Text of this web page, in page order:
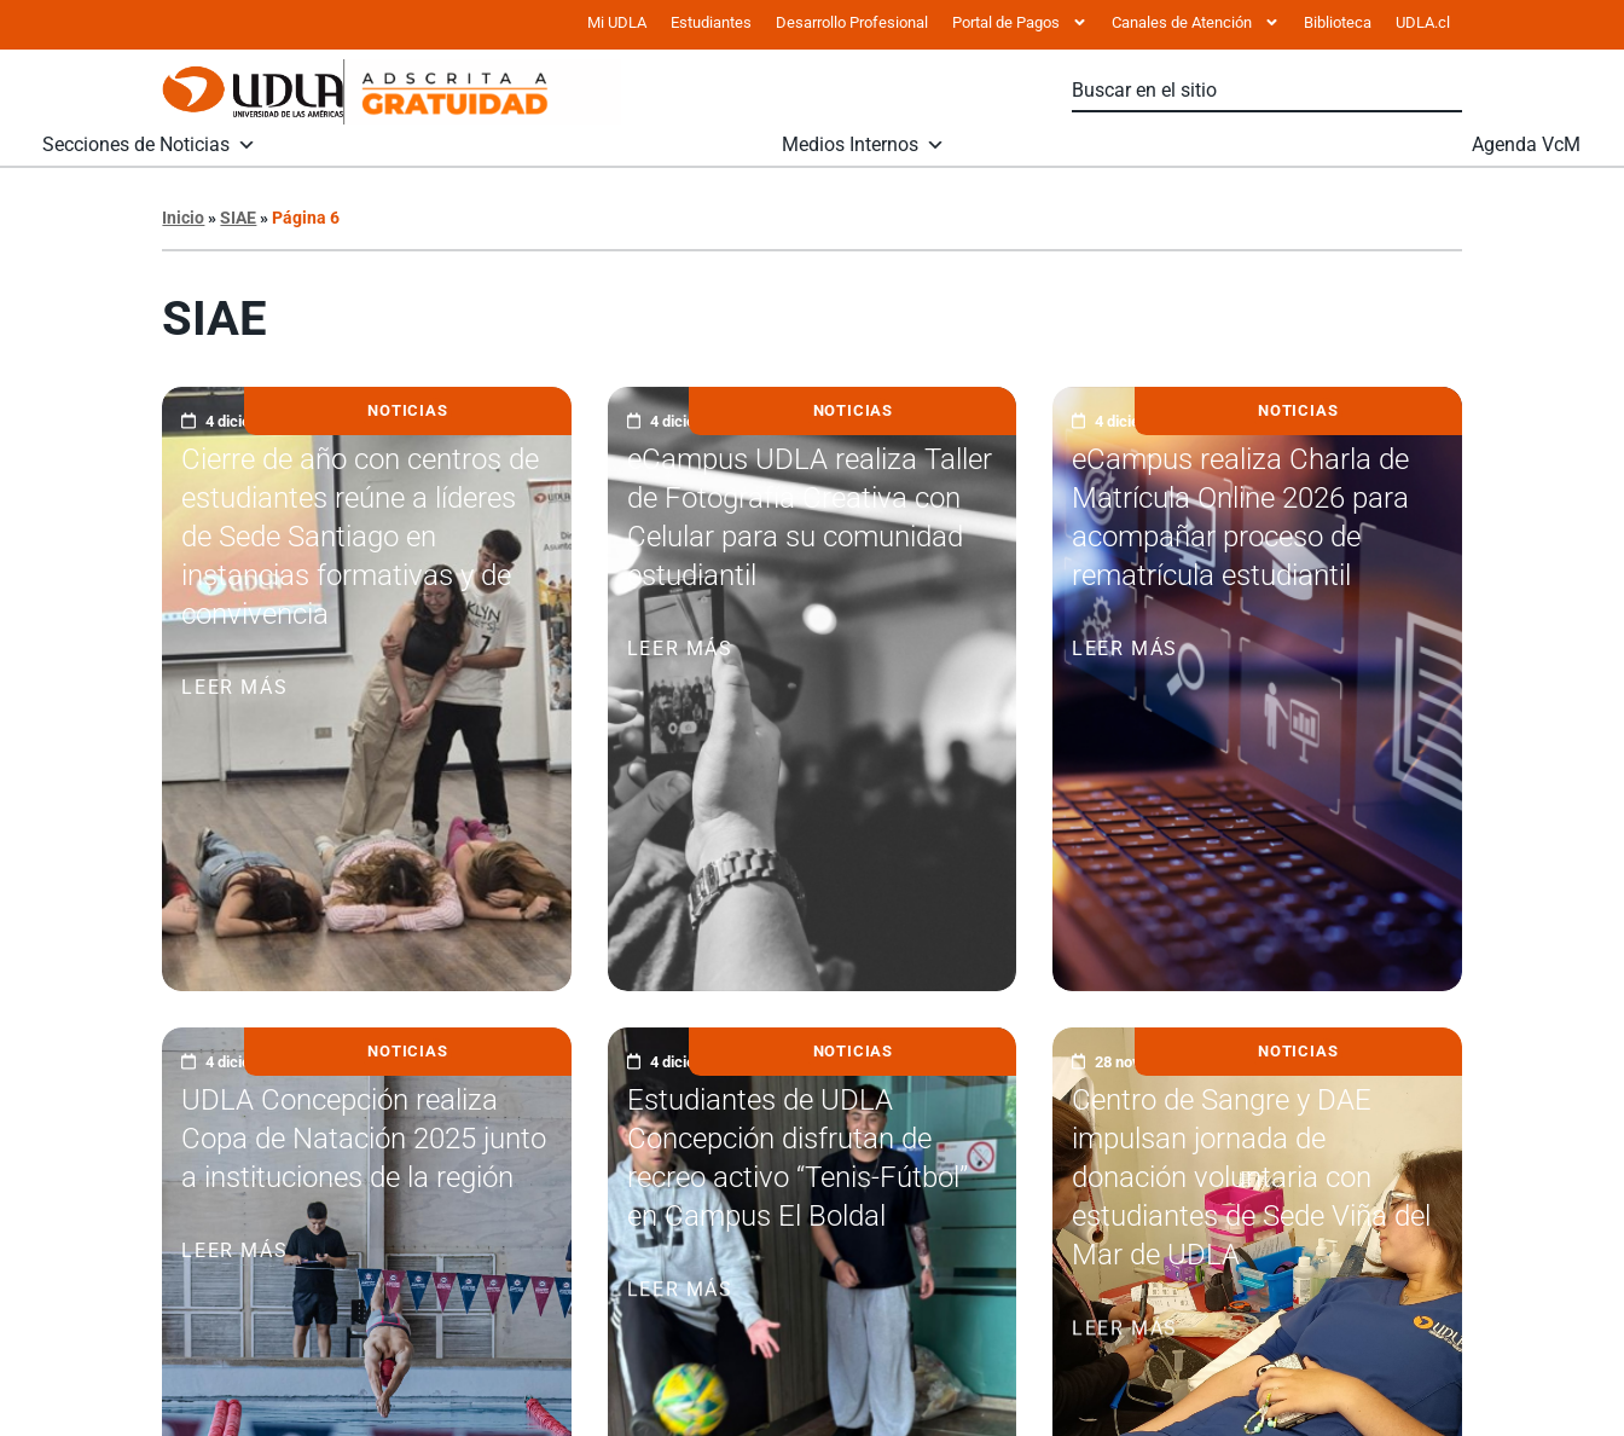
Mi UDLA Estudiantes Desarrollo Profesional Portal de Pagos Canales de Atención Biblioteca UDLA.cl
Secciones de Noticias Medios Internos Agenda VcM
Inicio»SIAE»Página 6
SIAE
NOTICIAS
4 diciembre, 2025
Cierre de año con centros de
estudiantes reúne a líderes
de Sede Santiago en
instancias formativas y de
convivencia
LEER MÁS
NOTICIAS
4 diciembre, 2025
eCampus UDLA realiza Taller
de Fotografía Creativa con
Celular para su comunidad
estudiantil
LEER MÁS
NOTICIAS
4 diciembre, 2025
eCampus realiza Charla de
Matrícula Online 2026 para
acompañar proceso de
rematrícula estudiantil
LEER MÁS
NOTICIAS
4 diciembre, 2025
UDLA Concepción realiza
Copa de Natación 2025 junto
a instituciones de la región
LEER MÁS
NOTICIAS
4 diciembre, 2025
Estudiantes de UDLA
Concepción disfrutan de
recreo activo “Tenis-Fútbol”
en Campus El Boldal
LEER MÁS
NOTICIAS
28 noviembre, 2025
Centro de Sangre y DAE
impulsan jornada de
donación voluntaria con
estudiantes de Sede Viña del
Mar de UDLA
LEER MÁS